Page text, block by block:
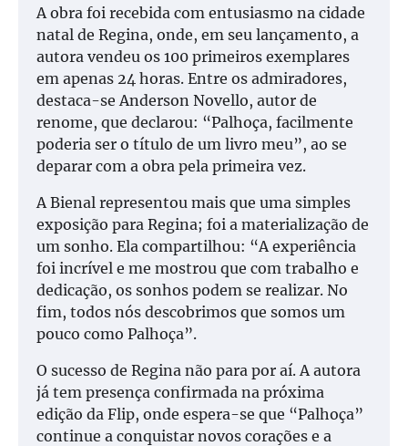
A obra foi recebida com entusiasmo na cidade
natal de Regina, onde, em seu lançamento, a
autora vendeu os 100 primeiros exemplares
em apenas 24 horas. Entre os admiradores,
destaca-se Anderson Novello, autor de
renome, que declarou: “Palhoça, facilmente
poderia ser o título de um livro meu”, ao se
deparar com a obra pela primeira vez.
A Bienal representou mais que uma simples
exposição para Regina; foi a materialização de
um sonho. Ela compartilhou: “A experiência
foi incrível e me mostrou que com trabalho e
dedicação, os sonhos podem se realizar. No
fim, todos nós descobrimos que somos um
pouco como Palhoça”.
O sucesso de Regina não para por aí. A autora
já tem presença confirmada na próxima
edição da Flip, onde espera-se que “Palhoça”
continue a conquistar novos corações e a